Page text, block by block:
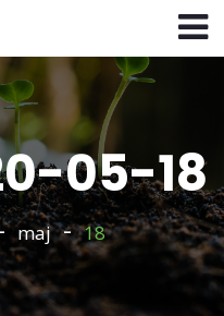
05-18
maj 18